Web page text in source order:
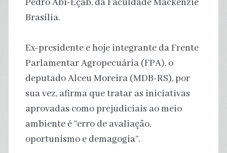
Pedro Abi-Eçab, da Faculdade Mackenzie
Brasília.
Ex-presidente e hoje integrante da Frente
Parlamentar Agropecuária (FPA), o
deputado Alceu Moreira (MDB-RS), por
sua vez, afirma que tratar as iniciativas
aprovadas como prejudiciais ao meio
ambiente é “erro de avaliação,
oportunismo e demagogia”.